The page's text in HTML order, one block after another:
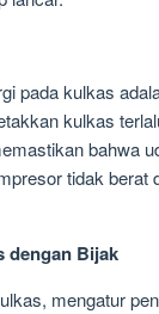
pada kulkas
kulkas
bahwa
tidak berat
dengan Bijak
mengatur